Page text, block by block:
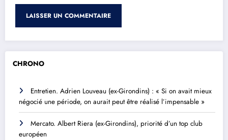
CHRONO
Entretien. Adrien Louveau (ex-Girondins) : « Si on avait mieux
négocié une période, on aurait peut être réalisé l’impensable »
Mercato. Albert Riera (ex-Girondins), priorité d’un top club
européen